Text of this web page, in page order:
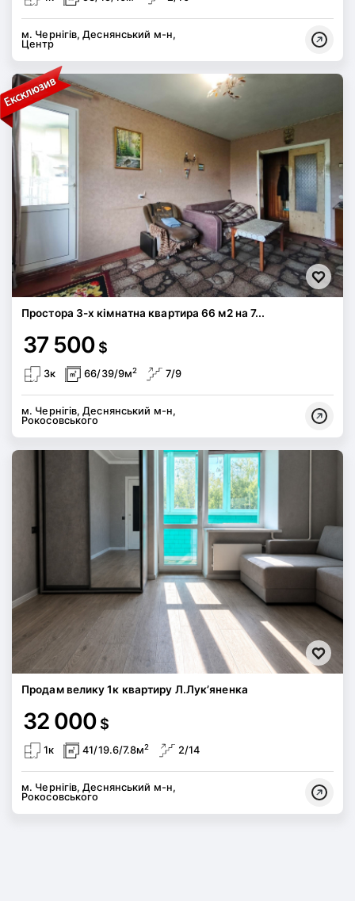
м. Чернігів, Деснянський м-н,
Центр
Простора 3-х кімнатна квартира 66 м2 на 7...
37 500 $
3к 66/39/9м2 7/9
м. Чернігів, Деснянський м-н,
Рокосовського
Продам велику 1к квартиру Л.Лук’яненка
32 000 $
1к 41/19.6/7.8м2 2/14
м. Чернігів, Деснянський м-н,
Рокосовського